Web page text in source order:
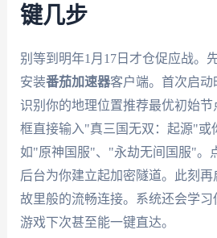
键几步
别等到明年1月17日才仓促应战。
安装番茄加速器客户端。首次启动
识别你的地理位置推荐最优初始
框直接输入"真三国无双：起源"
如"原神国服"、"永劫无间国服"。
后台为你建立起加密隧道。此刻
故里般的流畅连接。系统还会学习
游戏下次甚至能一键直达。